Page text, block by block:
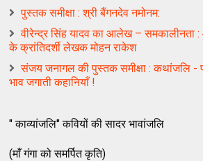
पुस्तक समीक्षा : श्री बैंगनदेव नमोनम:
वीरेन्‍द्र सिंह यादव का आलेख – समकालीनता
के क्रांतिदर्शी लेखक मोहन राकेश
संजय जनागल की पुस्तक समीक्षा : कथांजलि -
भाव जगाती कहानियाँ !
" काव्यांजलि" कवियों की सादर भावांजलि
(माँ गंगा को समर्पित कृति)